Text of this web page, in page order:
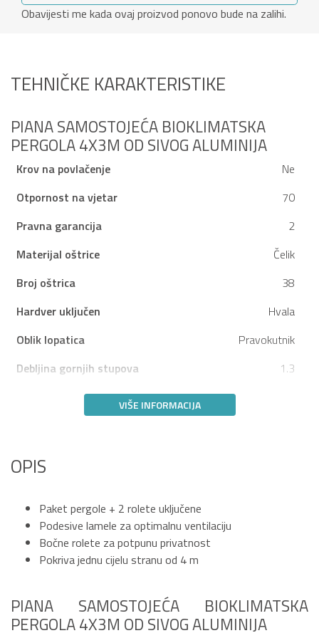
Obavijesti me kada ovaj proizvod ponovo bude na zalihi.
TEHNIČKE KARAKTERISTIKE
PIANA SAMOSTOJEĆA BIOKLIMATSKA
PERGOLA 4X3M OD SIVOG ALUMINIJA
Krov na povlačenje
Ne
Otpornost na vjetar
70
Pravna garancija
2
Materijal oštrice
Čelik
Broj oštrica
38
Hardver uključen
Hvala
Oblik lopatica
Pravokutnik
Debljina gornjih stupova
1.3
VIŠE INFORMACIJA
OPIS
Paket pergole + 2 rolete uključene
Podesive lamele za optimalnu ventilaciju
Bočne rolete za potpunu privatnost
Pokriva jednu cijelu stranu od 4 m
PIANA SAMOSTOJEĆA BIOKLIMATSKA
PERGOLA 4X3M OD SIVOG ALUMINIJA